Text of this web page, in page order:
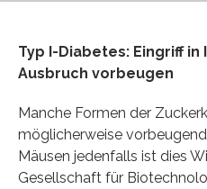
Typ I-Diabetes: Eingriff
Ausbruch vorbeugen
Manche Formen der
möglicherweise
Mäusen jedenfalls ist dies
Gesellschaft für